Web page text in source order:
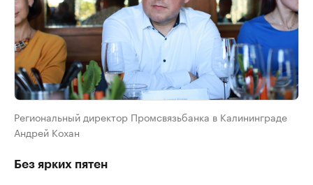
Региональный директор Промсвязьбанка в Калининграде
Андрей Кохан
Без ярких пятен